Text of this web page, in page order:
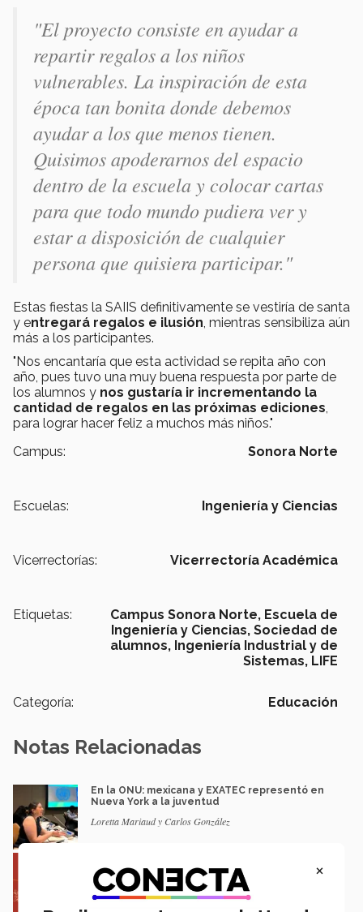
"El proyecto consiste en ayudar a
repartir regalos a los niños
vulnerables. La inspiración de esta
época tan bonita donde debemos
ayudar a los que menos tienen.
Quisimos apoderarnos del espacio
dentro de la escuela y colocar cartas
para que todo mundo pudiera ver y
estar a disposición de cualquier
persona que quisiera participar."
Estas fiestas la SAIIS definitivamente se vestiría de santa
y entregará regalos e ilusión , mientras sensibiliza aún
más a los participantes.
"Nos encantaría que esta actividad se repita año con
año, pues tuvo una muy buena respuesta por parte de
los alumnos y nos gustaría ir incrementando la
cantidad de regalos en las próximas ediciones
para lograr hacer feliz a muchos más niños."
Campus:
Sonora Norte
Escuelas: Ingeniería y Ciencias
Vicerrectorías: Vicerrectoría Académica
Etiquetas: Campus Sonora Norte, Escuela de
Ingeniería y Ciencias, Sociedad de
alumnos, Ingeniería Industrial y de
Sistemas, LIFE
Categoría: Educación
Notas Relacionadas
En la ONU: mexicana y EXATEC representó en
Nueva York a la juventud
Loretta Mariaud y Carlos González
Erasmus Mundus LIVE
Natalia Croda
×